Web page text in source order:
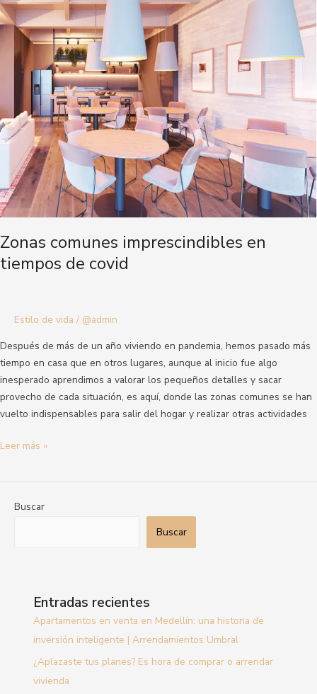
Zonas comunes imprescindibles en
tiempos de covid
Estilo de vida / @admin
Después de más de un año viviendo en pandemia, hemos pasado más
tiempo en casa que en otros lugares, aunque al inicio fue algo
inesperado aprendimos a valorar los pequeños detalles y sacar
provecho de cada situación, es aquí, donde las zonas comunes se han
vuelto indispensables para salir del hogar y realizar otras actividades
comunes
imprescindibles
tiempos
Leer más »
Buscar
Buscar
Entradas recientes
Apartamentos en venta en Medellín: una historia de
inversión inteligente | Arrendamientos Umbral
¿Aplazaste tus planes? Es hora de comprar o arrendar
vivienda